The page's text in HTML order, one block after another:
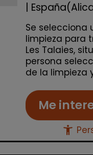
|
Se selecciona
limpieza para
Les Talaies,
persona
de la limpieza
Me
accessibility_new